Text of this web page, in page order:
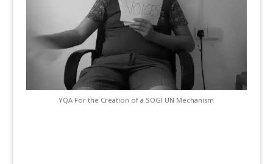
YQA For the Creation of a SOGI UN Mechanism